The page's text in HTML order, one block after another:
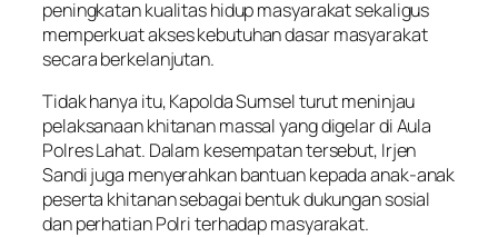
peningkatan kualitas hidup masyarakat sekaligus
memperkuat akses kebutuhan dasar masyarakat
secara berkelanjutan.
Tidak hanya itu, Kapolda Sumsel turut meninjau
pelaksanaan khitanan massal yang digelar di Aula
Polres Lahat. Dalam kesempatan tersebut, Irjen
Sandi juga menyerahkan bantuan kepada anak-anak
peserta khitanan sebagai bentuk dukungan sosial
dan perhatian Polri terhadap masyarakat.